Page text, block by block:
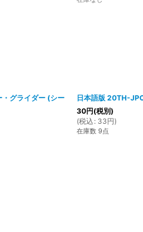
グライダー (シー
日本語版 20TH-
30円(税別)
(税込 : 33円)
在庫数 9点